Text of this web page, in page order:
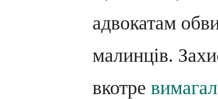
адвокатам
малинців.
вкотре